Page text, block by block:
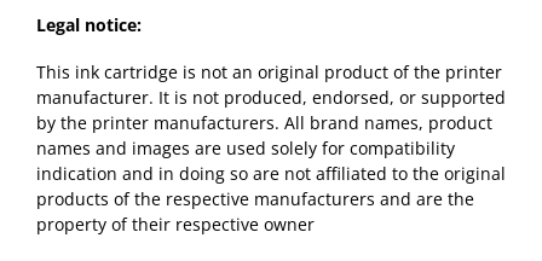
Legal notice:
This ink cartridge is not an original product of the printer
manufacturer. It is not produced, endorsed, or supported
by the printer manufacturers. All brand names, product
names and images are used solely for compatibility
indication and in doing so are not affiliated to the original
products of the respective manufacturers and are the
property of their respective owner